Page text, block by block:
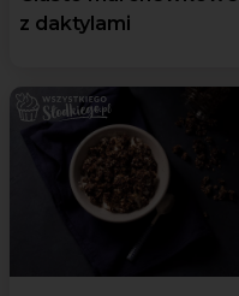
z daktylami